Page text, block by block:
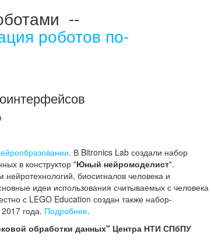
--
роботов по-
. В Bitronics Lab создали набор
в конструктор "Юный нейромоделист".
биосигналов человека и
идеи использования считываемых с человека
с LEGO Education создан также набор-
года. Подробнее.
обработки данных" Центра НТИ СПбПУ